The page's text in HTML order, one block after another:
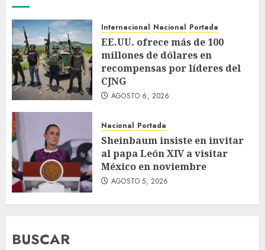
Internacional Nacional Portada
EE.UU. ofrece más de 100
millones de dólares en
recompensas por líderes del
CJNG
AGOSTO 6, 2026
Nacional Portada
Sheinbaum insiste en invitar
al papa León XIV a visitar
México en noviembre
AGOSTO 5, 2026
BUSCAR